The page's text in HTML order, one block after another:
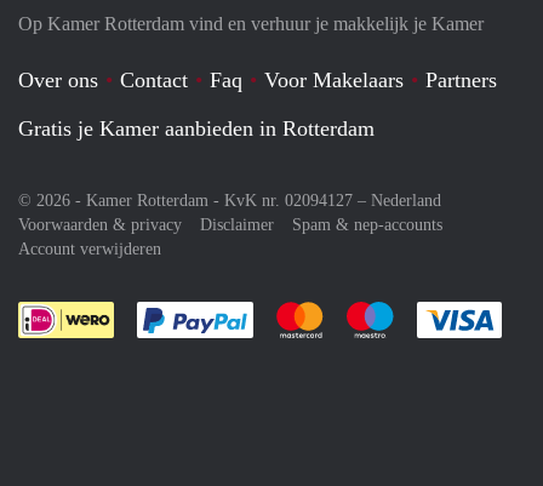
Op Kamer Rotterdam vind en verhuur je makkelijk je Kamer
Over ons Contact Faq Voor Makelaars
Partners
Gratis je Kamer aanbieden in Rotterdam
© 2026 - Kamer Rotterdam - KvK nr. 02094127 – Nederland
Voorwaarden & privacy
Disclaimer
Spam & nep-accounts
Account verwijderen
Je rekent gemakkelijk af met Paypal
Je rekent gemakkelijk af met
Je rekent